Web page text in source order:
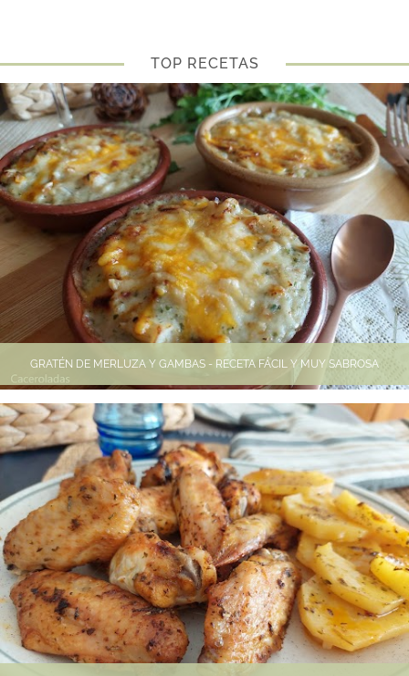
TOP RECETAS
GRATÉN DE MERLUZA Y GAMBAS - RECETA FÁCIL Y MUY SABROSA